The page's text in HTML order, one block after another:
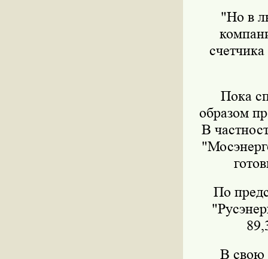
"Но в
Пока
образом
В
По
В свою